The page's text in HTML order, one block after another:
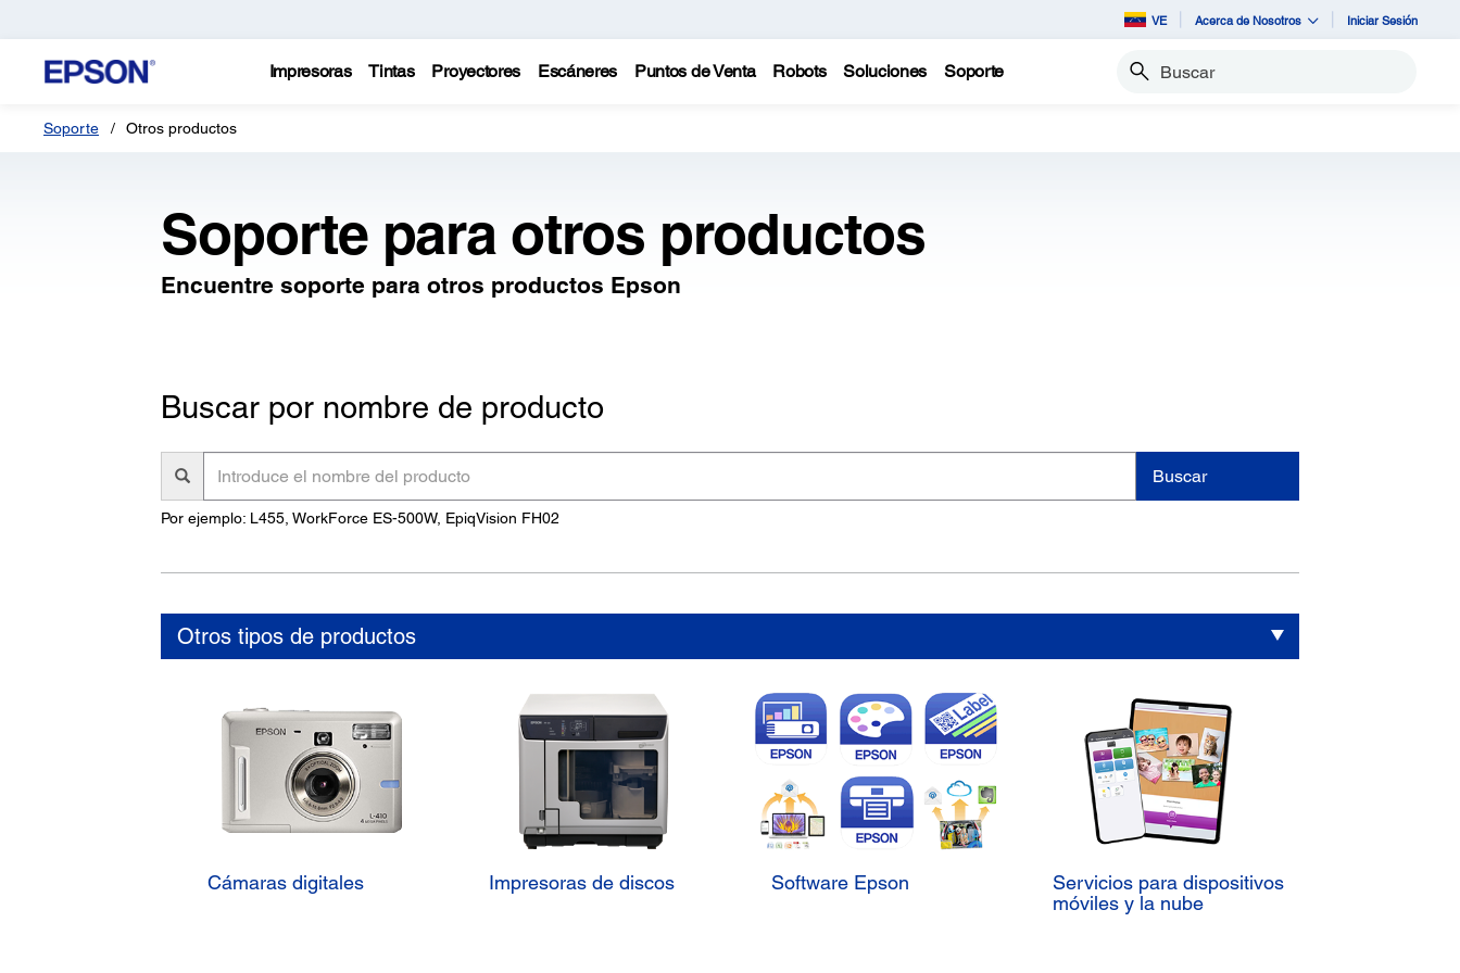
VE Acerca de Nosotros Iniciar Sesión
Impresoras Tintas Proyectores Escáneres Puntos de Venta Robots Soluciones Soporte Buscar
Soporte Otros productos
Soporte para otros productos
Encuentre soporte para otros productos Epson
Buscar por nombre de producto
nombre
Buscar
Por ejemplo: L455, WorkForce ES-500W, EpiqVision FH02
Otros tipos de productos
Cámaras digitales Impresoras de discos Software Epson
Servicios para dispositivos
móviles y la nube